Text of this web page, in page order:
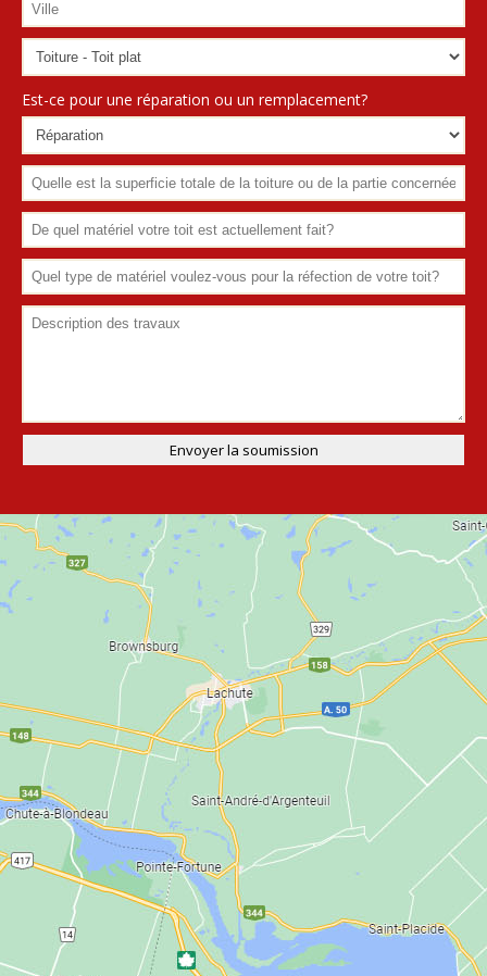
Est-ce pour une réparation ou un remplacement?
Envoyer la soumission